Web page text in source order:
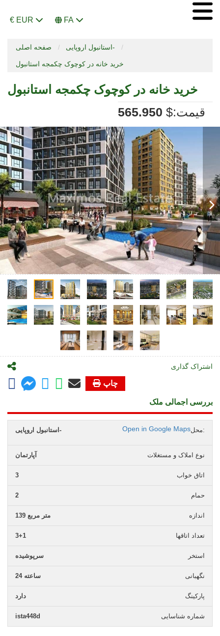
€ EUR FA
صفحه اصلی استانبول اروپایی-
خرید خانه در کوچوک چکمجه استانبول
خرید خانه در کوچوک چکمجه استانبول
:قیمت
565.950 $
اشتراک گذاری
چاپ
بررسی اجمالی ملک
محل: استانبول اروپایی- Open in Google Maps
نوع املاک و مستغلات آپارتمان
اتاق خواب 3
حمام 2
اندازه 139 متر مربع
تعداد اتاقها 3+1
استخر سرپوشیده
نگهبانی 24 ساعته
پارکینگ دارد
شماره شناسایی ista448d